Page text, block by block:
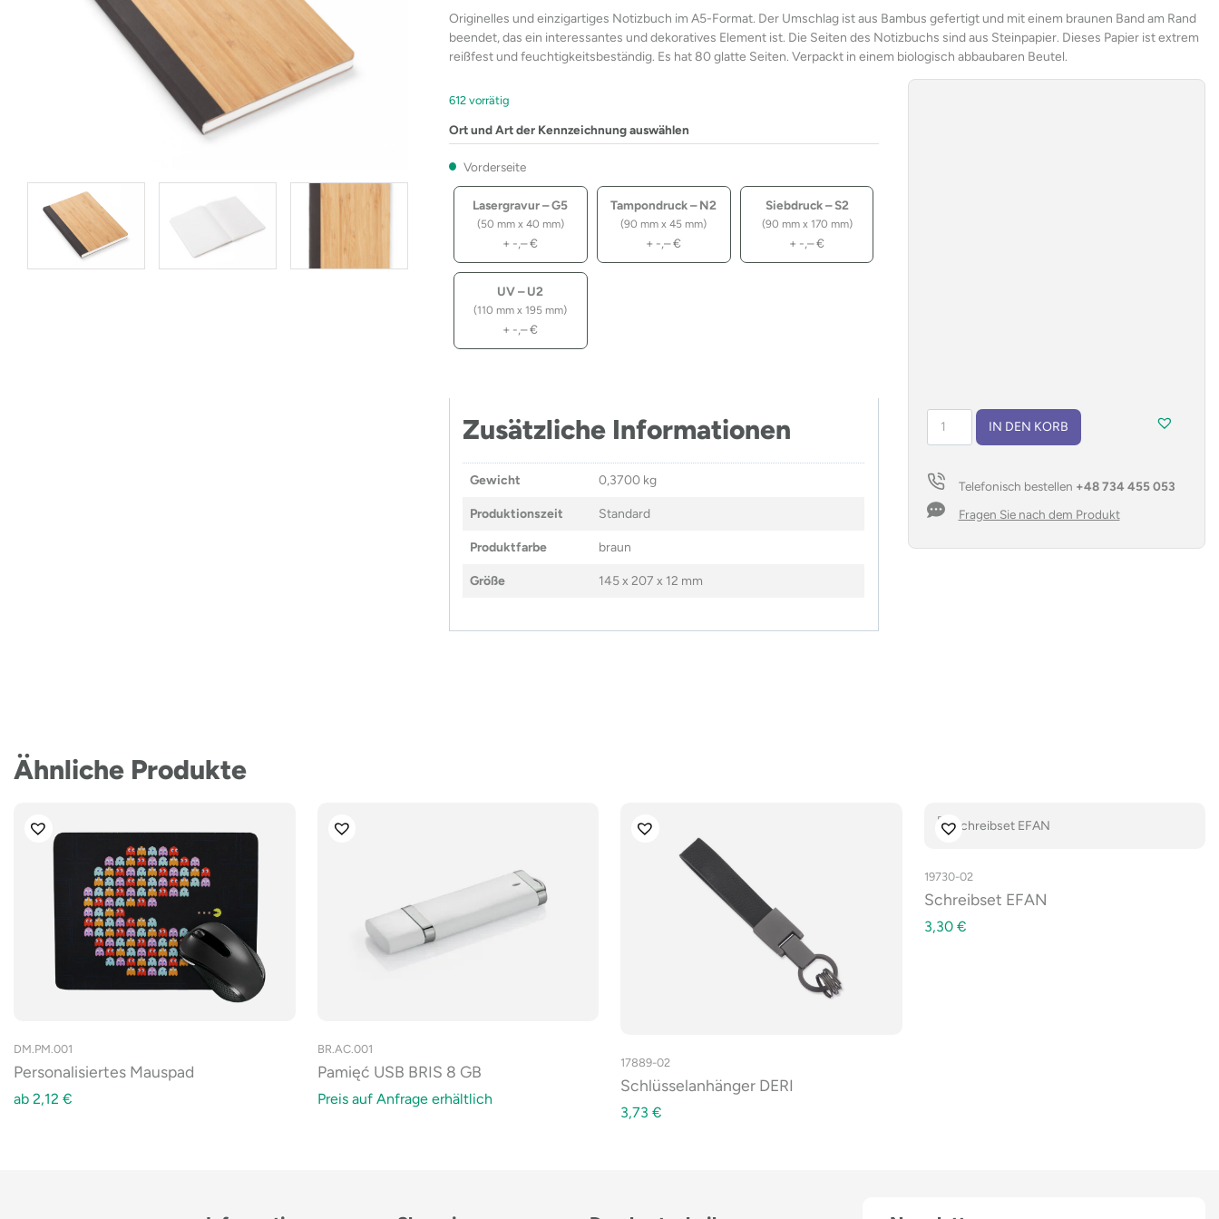
Originelles und einzigartiges Notizbuch im A5-Format. Der Umschlag ist aus Bambus gefertigt und mit einem braunen Band am Rand
beendet, das ein interessantes und dekoratives Element ist. Die Seiten des Notizbuchs sind aus Steinpapier. Dieses Papier ist extrem
reißfest und feuchtigkeitsbeständig. Es hat 80 glatte Seiten. Verpackt in einem biologisch abbaubaren Beutel.
612 vorrätig
Ort und Art der Kennzeichnung auswählen
Vorderseite
Lasergravur – G5
(50 mm x 40 mm)
+ -,–€
Tampondruck – N2
(90 mm x 45 mm)
+ -,–€
Siebdruck – S2
(90 mm x 170 mm)
+ -,–€
UV – U2
(110 mm x 195 mm)
+ -,–€
Notizbuch
Menge
IN DEN KORB
Telefonisch bestellen +48 734 455 053
Fragen Sie nach dem Produkt
Zusätzliche Informationen
Gewicht 0,3700 kg
Produktionszeit Standard
Produktfarbe braun
Größe 145 x 207 x 12 mm
Ähnliche Produkte
DM.PM.001
Personalisiertes Mauspad
ab 2,12 €
BR.AC.001
Pamięć USB BRIS 8 GB
Preis auf Anfrage erhältlich
17889-02
Schlüsselanhänger DERI
3,73 €
19730-02
Schreibset EFAN
3,30 €